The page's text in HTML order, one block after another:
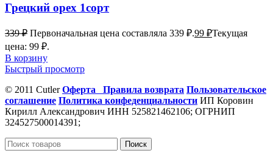
Грецкий орех 1сорт
339₽ Первоначальная цена составляла 339 ₽.99 ₽Текущая
цена: 99 ₽.
В корзину
Быстрый просмотр
© 2011 CutlerОферта Правила возврата Пользовательское
соглашение Политика конфеденциальности ИП Коровин
Кирилл Александрович ИНН 525821462106; ОГРНИП
324527500014391;
Поиск